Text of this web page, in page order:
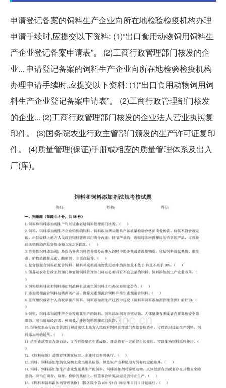
申请登记备案的饲料生产企业向所在地检验检疫机构办理
申请手续时,应提交以下资料: (1)“出口食用动物饲用饲料生
产企业登记备案申请表”。 (2)工商行政管理部门核发的企
业... 申请登记备案的饲料生产企业向所在地检验检疫机构
办理申请手续时,应提交以下资料: (1)“出口食用动物饲用饲
料生产企业登记备案申请表”。 (2)工商行政管理部门核发
的企业... (2)工商行政管理部门核发的企业法人营业执照复
印件。 (3)国务院农业行政主管部门颁发的生产许可证复印
件。 (4)质量管理(保证)手册或相应的质量管理体系及出入
厂(库)。